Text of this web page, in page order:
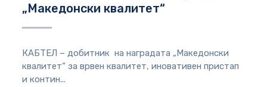
„Македонски квалитет“
КАБТЕЛ – добитник на наградата „Македонски
квалитет“ за врвен квалитет, иновативен пристап
и контин...